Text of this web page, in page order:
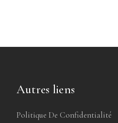
Autres liens
Politique De Confidentialité